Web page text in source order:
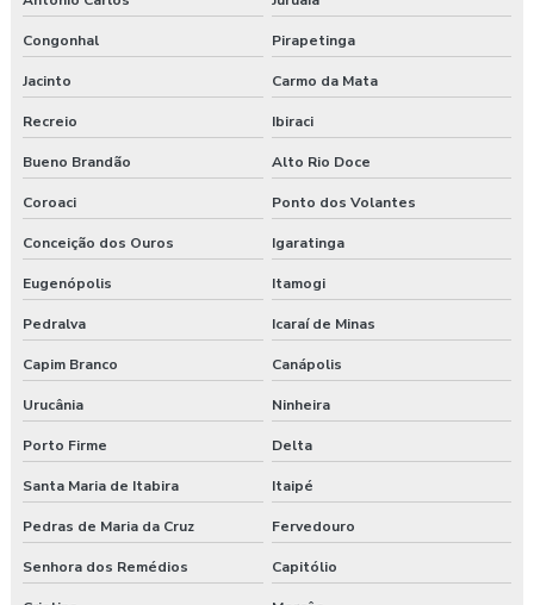
Congonhal Pirapetinga
Jacinto Carmo da Mata
Recreio Ibiraci
Bueno Brandão Alto Rio Doce
Coroaci Ponto dos Volantes
Conceição dos Ouros Igaratinga
Eugenópolis Itamogi
Pedralva Icaraí de Minas
Capim Branco Canápolis
Urucânia Ninheira
Porto Firme Delta
Santa Maria de Itabira Itaipé
Pedras de Maria da Cruz Fervedouro
Senhora dos Remédios Capitólio